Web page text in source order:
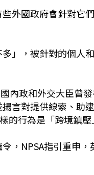
外國政府會針對它
」，被針對的個人
內政和外交大臣曾
言對提供線索、助
的行為是「跨境鎮壓
，NPSA指引重申